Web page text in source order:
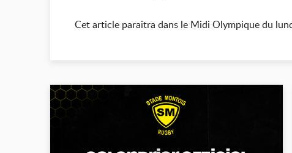
Cet article paraitra dans le Midi Olympique du